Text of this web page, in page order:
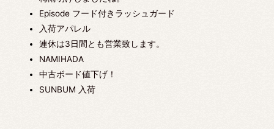
Episode フード付きラッシュガード
入荷アパレル
連休は3日間とも営業致します。
NAMIHADA
中古ボード値下げ！
SUNBUM 入荷